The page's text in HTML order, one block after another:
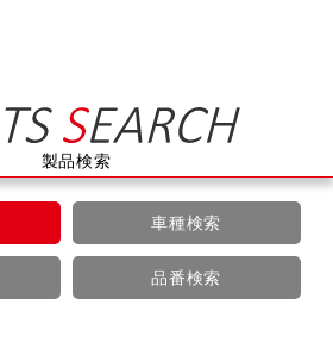
製品検索
車種検索
品番検索